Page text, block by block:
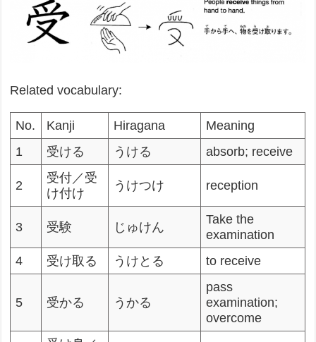
Related vocabulary:
No. Kanji Hiragana
Meaning
1
受ける うける absorb; receive
2
受付／受
け付け
うけつけ reception
3 受験 じゅけん
Take the
examination
4
受け取る うけとる to receive
5 受かる うかる
pass
examination;
overcome